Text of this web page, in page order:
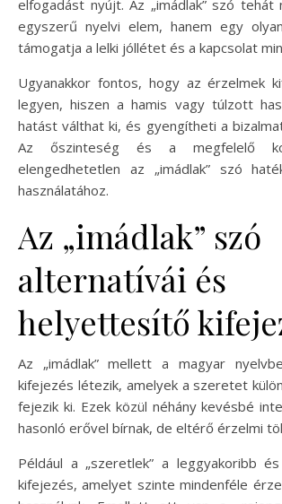
elfogadást nyújt. Az „imádlak” szó tehát
egyszerű nyelvi elem, hanem egy
támogatja a lelki jóllétet és a kapcsolat
Ugyanakkor fontos, hogy az érzelmek
legyen, hiszen a hamis vagy túlzott
hatást válthat ki, és gyengítheti a
Az őszinteség és a megfelelő
elengedhetetlen az „imádlak” szó
használatához.
Az „imádlak” szó
alternatívái és
helyettesítő
Az „imádlak” mellett a magyar
kifejezés létezik, amelyek a szeretet
fejezik ki. Ezek közül néhány kevésbé
hasonló erővel bírnak, de eltérő érzelmi
Például a „szeretlek” a leggyakoribb
kifejezés, amelyet szinte mindenféle